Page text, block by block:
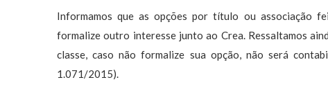
Informamos que as opções por título ou associação
formalize outro interesse junto ao Crea. Ressaltamos
classe, caso não formalize sua opção, não será
1.071/2015).